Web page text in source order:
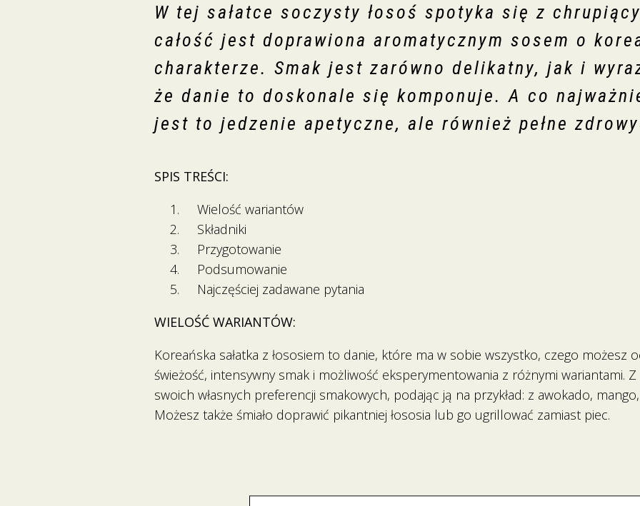
W tej sałatce soczysty łosoś spotyka się z
całość jest doprawiona aromatycznym sosem o
charakterze. Smak jest zarówno delikatny, jak i
że danie to doskonale się komponuje. A co
jest to jedzenie apetyczne, ale również pełne
SPIS TREŚCI:
Wielość wariantów
Składniki
Przygotowanie
Podsumowanie
Najczęściej zadawane pytania
WIELOŚĆ WARIANTÓW:
Koreańska sałatka z łososiem to danie, które ma w sobie wszystko, czego możesz
świeżość, intensywny smak i możliwość eksperymentowania z różnymi wariantami.
swoich własnych preferencji smakowych, podając ją na przykład: z awokado,
Możesz także śmiało doprawić pikantniej łososia lub go ugrillować zamiast piec.